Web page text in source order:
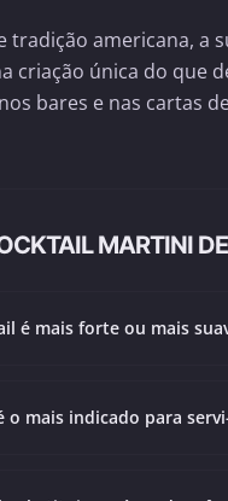
americana, a
criação única do que
bares e nas cartas
MARTINI
é mais forte ou mais
o mais indicado para